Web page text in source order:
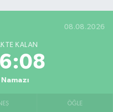
08.08.2026
KALAN
Namazı
ÖĞLE